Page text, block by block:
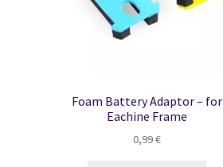
Foam Battery Adaptor – for
Eachine Frame
0,99€